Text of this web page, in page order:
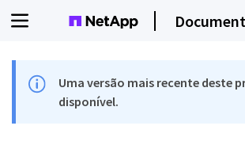
Uma versão mais recente deste
disponível.